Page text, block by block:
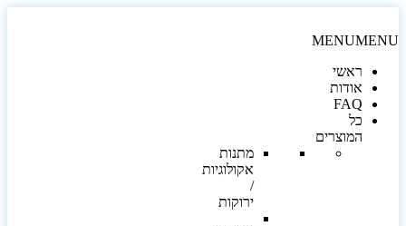
MENU
ראשי
אודות
FAQ
כל
המוצרים
מתנות
אקולוגיות
ירוקות